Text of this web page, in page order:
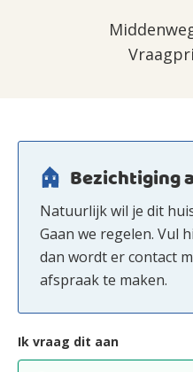
Bezichtiging
Natuurlijk wil je dit
Gaan we regelen. Vul
dan wordt er contact
afspraak te maken.
Ik vraag dit aan